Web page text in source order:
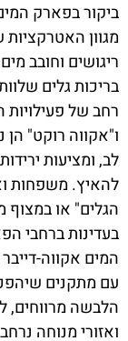
מגוון
ריגושים וחובב
בריכות גלים
רחב של
ו"אקווה רוקט" הן
לב, ומציעות
להאיץ. משפחות
הגלים" או במצוף
בעדינות ברחבי
עם מתקנים
הלבשה מרווחים,
ואזורי מנוחה